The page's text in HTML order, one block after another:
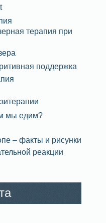
терапия при
поддержка
мы едим?
– факты и рисунки
реакции